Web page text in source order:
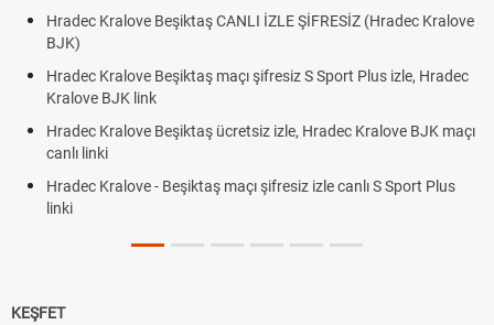
Kralove Beşiktaş CANLI İZLE ŞİFRESİZ (Hradec Kralove
Kralove Beşiktaş maçı şifresiz S Sport Plus izle, Hradec
BJK link
Kralove Beşiktaş ücretsiz izle, Hradec Kralove BJK maçı
Kralove - Beşiktaş maçı şifresiz izle canlı S Sport Plus
Trivela
KEŞFET